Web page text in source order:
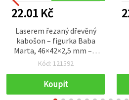
22.01 Kč
Laserem řezaný dřevěný
kabošon – figurka Baba
Marta, 46×42×2,5 mm – 5
ks
Kód: 121592
Koupit